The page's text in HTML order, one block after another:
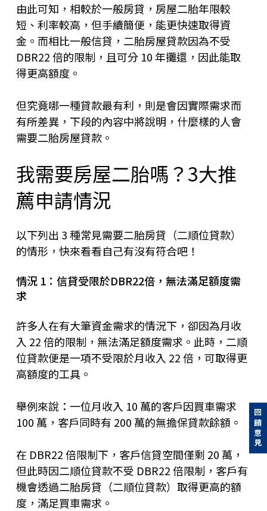
由此可知，相較於一般房貸，房屋二胎年限較
短、利率較高，但手續簡便，能更快速取得資
金。而相比一般信貸，二胎房屋貸款因為不受
DBR22 倍的限制，且可分 10 年攤還，因此能取
得更高額度。
但究竟哪一種貸款最有利，則是會因實際需求而
有所差異，下段的內容中將說明，什麼樣的人會
需要二胎房屋貸款。
我需要房屋二胎嗎？3大推
薦申請情況
以下列出 3 種常見需要二胎房貸（二順位貸款）
的情形，快來看看自己有沒有符合吧！
情況 1：信貸受限於DBR22倍，無法滿足額度需
求
許多人在有大筆資金需求的情況下，卻因為月收
入 22 倍的限制，無法滿足額度需求。此時，二順
位貸款便是一項不受限於月收入 22 倍，可取得更
高額度的工具。
舉例來說：一位月收入 10 萬的客戶因買車需求
100 萬，客戶同時有 200 萬的無擔保貸款餘額。
在 DBR22 倍限制下，客戶信貸空間僅剩 20 萬，
但此時因二順位貸款不受 DBR22 倍限制，客戶有
機會透過二胎房貸（二順位貸款）取得更高的額
度，滿足買車需求。
回饋意見